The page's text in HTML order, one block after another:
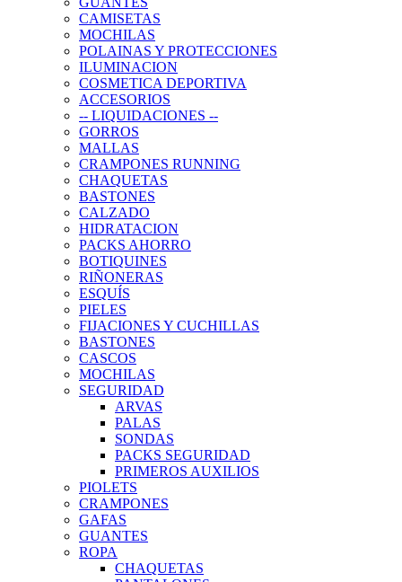
CAMISETAS
MOCHILAS
POLAINAS Y PROTECCIONES
ILUMINACION
COSMETICA DEPORTIVA
ACCESORIOS
-- LIQUIDACIONES --
GORROS
MALLAS
CRAMPONES RUNNING
CHAQUETAS
BASTONES
CALZADO
HIDRATACION
PACKS AHORRO
BOTIQUINES
RIÑONERAS
ESQUÍS
PIELES
FIJACIONES Y CUCHILLAS
BASTONES
CASCOS
MOCHILAS
SEGURIDAD
ARVAS
PALAS
SONDAS
PACKS SEGURIDAD
PRIMEROS AUXILIOS
PIOLETS
CRAMPONES
GAFAS
GUANTES
ROPA
CHAQUETAS